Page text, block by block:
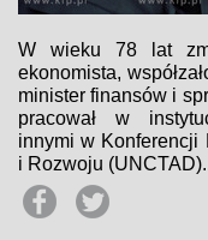
W wieku 78 lat
ekonomista,
minister finansów i
pracował w
innymi w Konferencji
i Rozwoju